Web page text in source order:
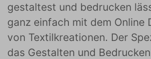
gestaltest und bedrucken
ganz einfach mit dem Online
von Textilkreationen. Der
das Gestalten und